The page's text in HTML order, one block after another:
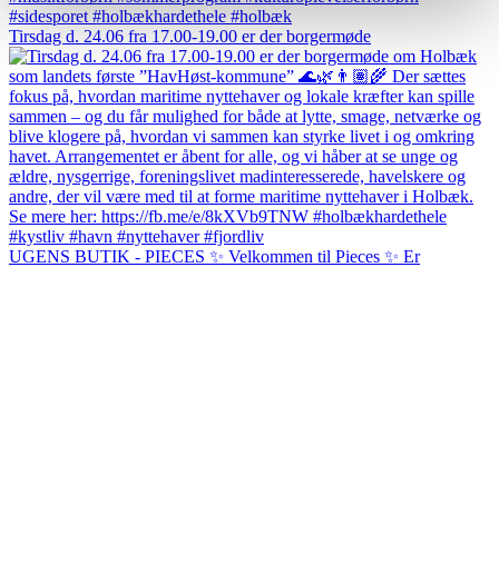
Tirsdag d. 24.06 fra 17.00-19.00 er der borgermøde
UGENS BUTIK - PIECES ✨ Velkommen til Pieces ✨ Er